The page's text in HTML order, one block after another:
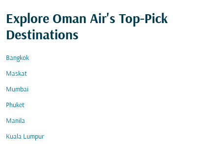
Explore Oman Air's Top-Pick
Destinations
Bangkok
Maskat
Mumbai
Phuket
Manila
Kuala Lumpur